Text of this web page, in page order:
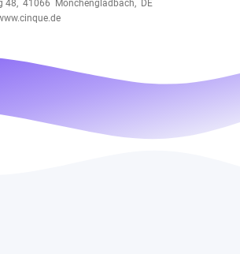
48, 41066 Mönchengladbach, DE